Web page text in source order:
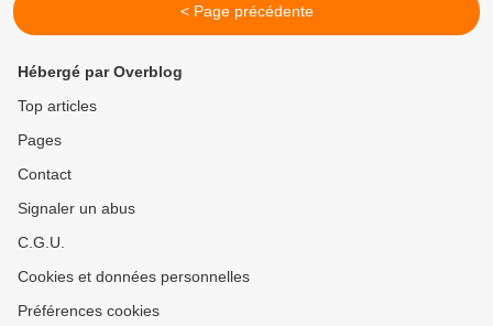
< Page précédente
Hébergé par Overblog
Top articles
Pages
Contact
Signaler un abus
C.G.U.
Cookies et données personnelles
Préférences cookies